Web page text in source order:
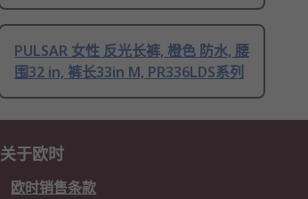
PULSAR 女性 反光长裤, 橙色 防水, 腰
围32 in, 裤长33in M, PR336LDS系列
关于欧时
欧时销售条款